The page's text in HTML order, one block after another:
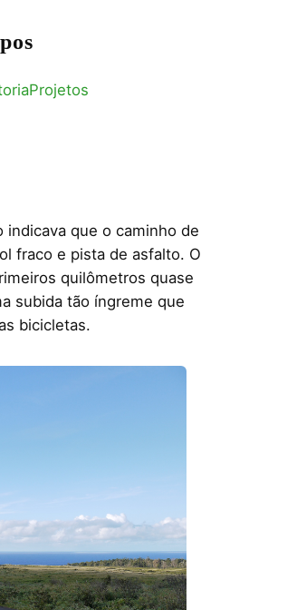
Projetos
indicava que o caminho de
fraco e pista de asfalto. O
quilômetros quase
subida tão íngreme que
bicicletas.